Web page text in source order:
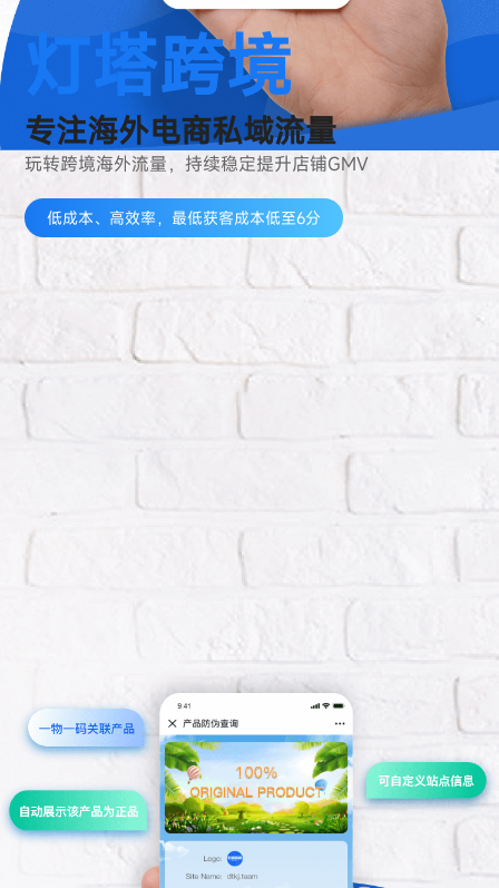
灯塔跨境
专注海外电商私域流量
玩转跨境海外流量，持续稳定提升店铺GMV
低成本、高效率，最低获客成本低至6分